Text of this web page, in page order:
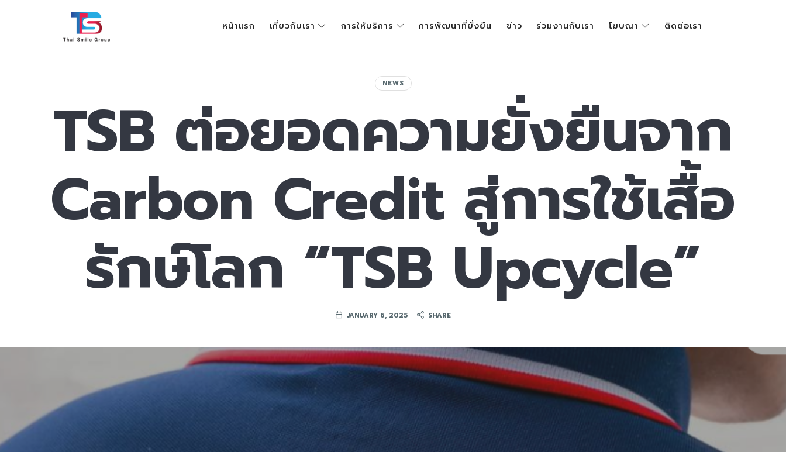
THAI SMILE GROUP หน้าแรก เกี่ยวกับเรา การให้บริการ การพัฒนาที่ยั่งยืน ข่าว ร่วมงานกับเรา โฆษณา ติดต่อเรา
NEWS
TSB ต่อยอดความยั่งยืนจาก
Carbon Credit สู่การใช้เสื้อ
รักษ์โลก “TSB Upcycle”
JANUARY 6, 2025 SHARE